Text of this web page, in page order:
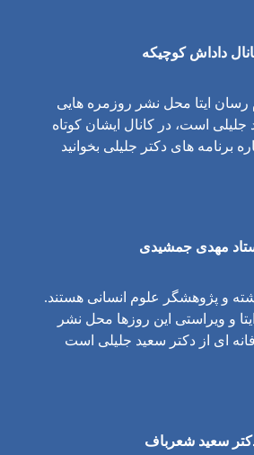
داداش کوچیکه
رسان ایتا محل نشر روزمره هایی
جلیلی است، در کانال ایشان کوتاه
برنامه های دکتر جلیلی بخوانید
مهدی جمشیدی
و پژوهشگر علوم انسانی هستند.
و ویراستی این روزها محل نشر
ای از دکتر سعید جلیلی است
سعید شعرباف